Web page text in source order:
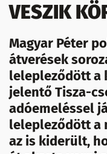
VESZIK
Magyar Péter
átverések
lelepleződött a
jelentő Tisza-
adóemeléssel
lelepleződött a
az is kiderült,